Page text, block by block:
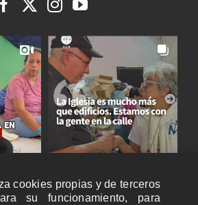
cookies propias y de terceros
su funcionamiento, para